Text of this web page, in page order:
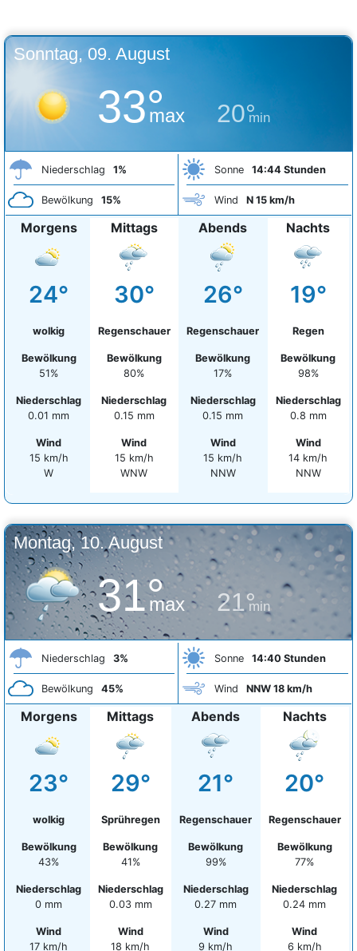
Sonntag, 09. August
33°
max 20°
min
Niederschlag 1%
Bewölkung 15%
Sonne 14:44 Stunden
Wind N 15 km/h
Morgens
24°
wolkig
Bewölkung
51%
Niederschlag
0.01 mm
Wind
15 km/h
W
Mittags
30°
Regenschauer
Bewölkung
80%
Niederschlag
0.15 mm
Wind
15 km/h
WNW
Abends
26°
Regenschauer
Bewölkung
17%
Niederschlag
0.15 mm
Wind
15 km/h
NNW
Nachts
19°
Regen
Bewölkung
98%
Niederschlag
0.8 mm
Wind
14 km/h
NNW
Montag, 10. August
31°
max 21°
min
Niederschlag 3%
Bewölkung 45%
Sonne 14:40 Stunden
Wind NNW 18 km/h
Morgens
23°
wolkig
Bewölkung
43%
Niederschlag
0 mm
Wind
17 km/h
Mittags
29°
Sprühregen
Bewölkung
41%
Niederschlag
0.03 mm
Wind
18 km/h
Abends
21°
Regenschauer
Bewölkung
99%
Niederschlag
0.27 mm
Wind
9 km/h
Nachts
20°
Regenschauer
Bewölkung
77%
Niederschlag
0.24 mm
Wind
6 km/h